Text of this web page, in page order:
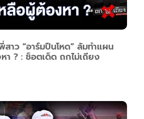
าว “อาร์มปืนโหด” ล้มทำแผน
า ? : ช็อตเด็ด ถกไม่เถียง